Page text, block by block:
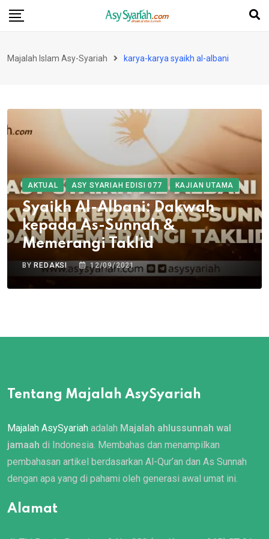
Skip
Majalah Islam Asy-Syariah karya-karya syaikh al-albani
AKTUAL ASY SYARIAH EDISI 077 KAJIAN UTAMA
Syaikh Al-Albani: Dakwah
kepada As-Sunnah &
Memerangi Taklid
BY REDAKSI 12/09/2021
Tentang Majalah AsySyariah
Majalah AsySyariah adalah Majalah ahlussunnah wal
jamaah di Indonesia. Membahas dan menampilkan
pembahasan artikel berdasarkan Al-Qur’an dan As Sunnah
dengan apa yang di pahami oleh generasi awal umat ini.
Alamat